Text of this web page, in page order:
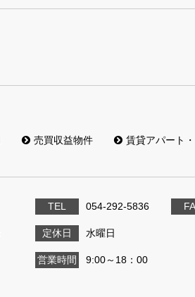
売買収益物件
賃貸アパート
TEL 054-292-5836
定休日 水曜日
営業時間 9:00～18：00